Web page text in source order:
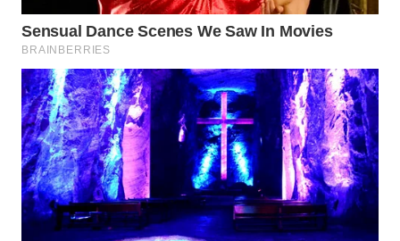
WN
MANDALIKA
WN
LIKUPANG
WN
LABUANBAJO
WN
BORNEO